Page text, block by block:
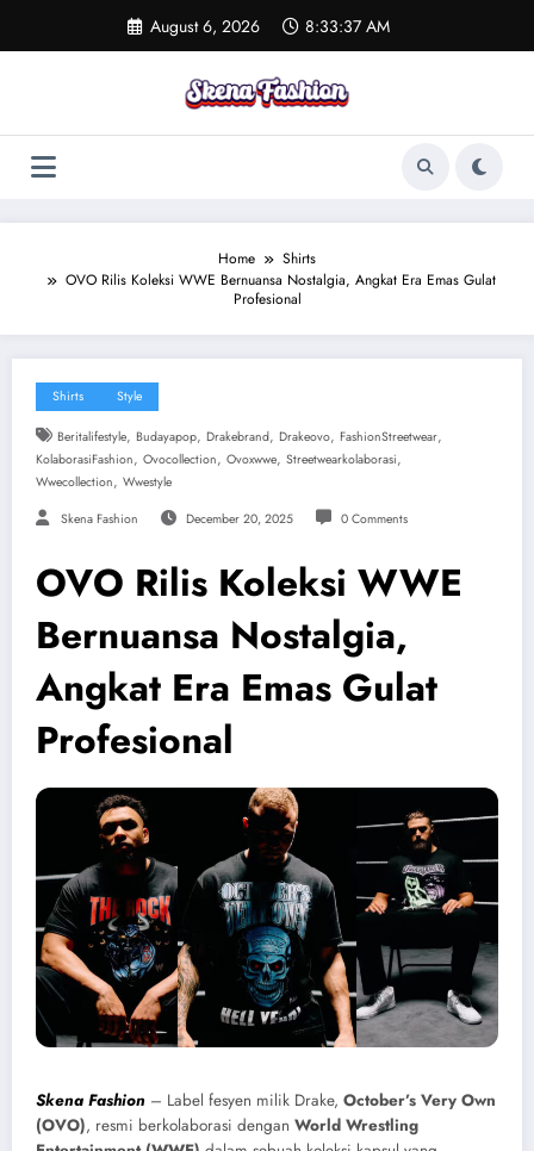
content
August 6, 2026 8:33:37 AM
Home
Shirts
OVO Rilis Koleksi WWE Bernuansa Nostalgia, Angkat Era Emas Gulat
Profesional
Shirts Style
Beritalifestyle, Budayapop, Drakebrand, Drakeovo, FashionStreetwear,
KolaborasiFashion, Ovocollection, Ovoxwwe, Streetwearkolaborasi,
Wwecollection, Wwestyle
Skena Fashion December 20, 2025 0 Comments
OVO Rilis Koleksi WWE
Bernuansa Nostalgia,
Angkat Era Emas Gulat
Profesional
Skena Fashion – Label fesyen milik Drake, October’s Very Own
(OVO), resmi berkolaborasi dengan World Wrestling